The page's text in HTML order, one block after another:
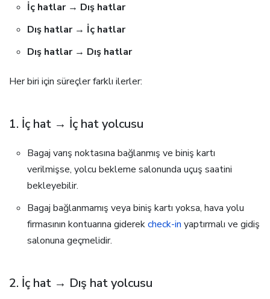
İç hatlar → Dış hatlar
Dış hatlar → İç hatlar
Dış hatlar → Dış hatlar
Her biri için süreçler farklı ilerler:
1. İç hat → İç hat yolcusu
Bagaj varış noktasına bağlanmış ve biniş kartı
verilmişse, yolcu bekleme salonunda uçuş saatini
bekleyebilir.
Bagaj bağlanmamış veya biniş kartı yoksa, hava yolu
firmasının kontuarına giderekcheck-in yaptırmalı ve gidiş
salonuna geçmelidir.
2. İç hat → Dış hat yolcusu